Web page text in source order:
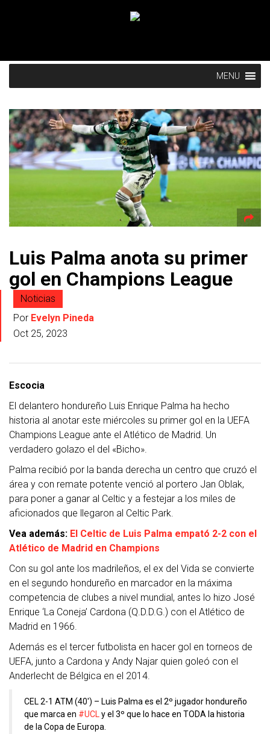
MENU
Luis Palma anota su primer
gol en Champions League
Noticias
Por Evelyn Pineda
Oct 25, 2023
Escocia
El delantero hondureño Luis Enrique Palma ha hecho
historia al anotar este miércoles su primer gol en la UEFA
Champions League ante el Atlético de Madrid. Un
verdadero golazo el del «Bicho».
Palma recibió por la banda derecha un centro que cruzó el
área y con remate potente venció al portero Jan Oblak,
para poner a ganar al Celtic y a festejar a los miles de
aficionados que llegaron al Celtic Park.
Vea además: El Celtic de Luis Palma empató 2-2 con el
Atlético de Madrid en Champions
Con su gol ante los madrileños, el ex del Vida se convierte
en el segundo hondureño en marcador en la máxima
competencia de clubes a nivel mundial, antes lo hizo José
Enrique ‘La Coneja’ Cardona (Q.D.D.G.) con el Atlético de
Madrid en 1966.
Además es el tercer futbolista en hacer gol en torneos de
UEFA, junto a Cardona y Andy Najar quien goleó con el
Anderlecht de Bélgica en el 2014.
CEL 2-1 ATM (40′) – Luis Palma es el 2º jugador hondureño
que marca en #UCL y el 3º que lo hace en TODA la historia
de la Copa de Europa.